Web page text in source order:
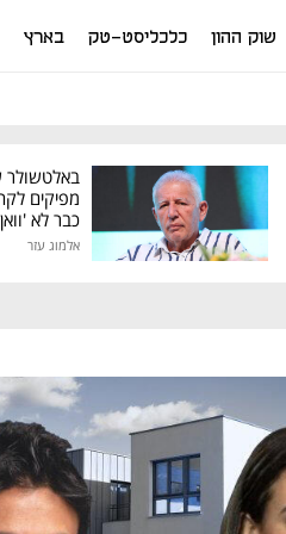
שוק ההון כלכליסט-טק בארץ
מפיקים
כבר לא
של גילעד"
אלמוג עזר